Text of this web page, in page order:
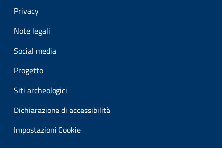
Privacy
Note legali
Social media
Progetto
Siti archeologici
Dichiarazione di accessibilità
Impostazioni Cookie